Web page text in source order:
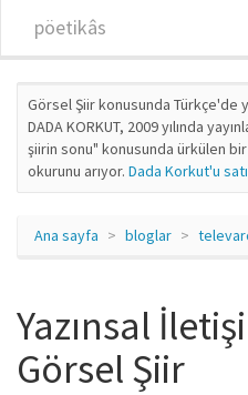
pöetikâs
Görsel Şiir konusunda Türkçe'de
DADA KORKUT, 2009 yılında
şiirin sonu" konusunda ürkülen
okurunu arıyor. Dada Korkut'u
Ana sayfa bloglar
Yazınsal
Görsel Şiir